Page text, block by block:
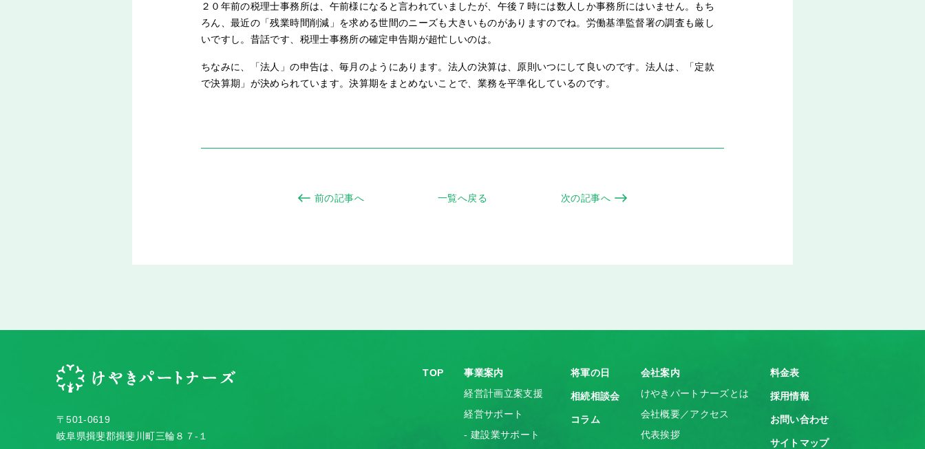
２０年前の税理士事務所は、午前様になると言われていましたが、午後７時には数人しか事務所にはいません。もち
ろん、最近の「残業時間削減」を求める世間のニーズも大きいものがありますのでね。労働基準監督署の調査も厳し
いですし。昔話です、税理士事務所の確定申告期が超忙しいのは。
ちなみに、「法人」の申告は、毎月のようにあります。法人の決算は、原則いつにして良いのです。法人は、「定款
で決算期」が決められています。決算期をまとめないことで、業務を平準化しているのです。
前の記事へ 一覧へ戻る 次の記事へ
〒501-0619
岐阜県揖斐郡揖斐川町三輪８７-１
TOP
事業案内
経営計画立案支援
経営サポート
- 建設業サポート
将軍の日
相続相談会
コラム
会社案内
けやきパートナーズとは
会社概要／アクセス
代表挨拶
料金表
採用情報
お問い合わせ
サイトマップ